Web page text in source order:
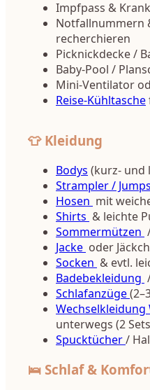
Impfpass &
Notfallnummern
recherchieren
Picknickdecke /
Baby-Pool /
Mini-Ventilator
Reise-Kühltasche
👕 Kleidung
Bodys (kurz- und
Strampler /
Hosen mit
Shirts & leichte
Sommermützen
Jacke oder
Socken & evtl.
Badebekleidung
Schlafanzüge
Wechselkleidung
unterwegs (2
Spucktücher/
🛌 Schlaf &